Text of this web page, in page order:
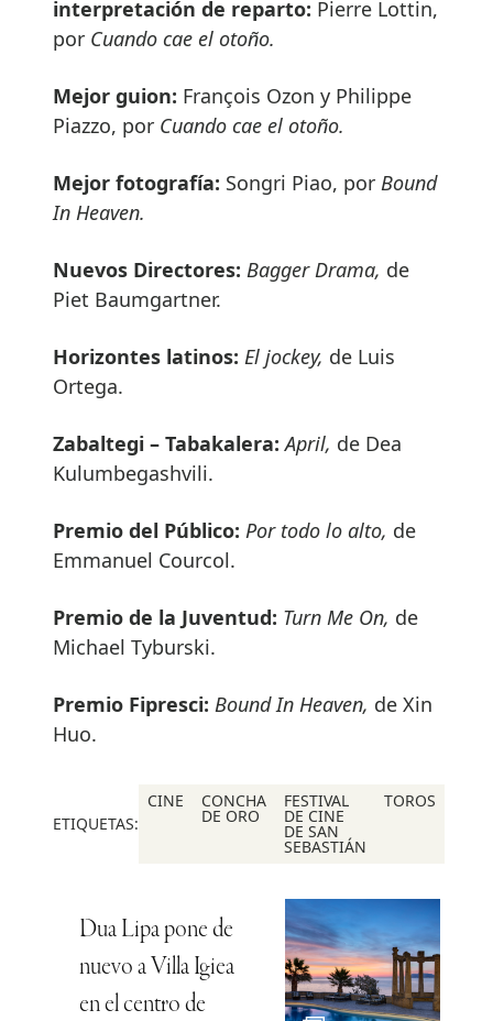
interpretación de reparto: Pierre Lottin,
por Cuando cae el otoño.
Mejor guion: François Ozon y Philippe
Piazzo, por Cuando cae el otoño.
Mejor fotografía: Songri Piao, por Bound
In Heaven.
Nuevos Directores: Bagger Drama, de
Piet Baumgartner.
Horizontes latinos: El jockey, de Luis
Ortega.
Zabaltegi – Tabakalera:April, de Dea
Kulumbegashvili.
Premio del Público: Por todo lo alto, de
Emmanuel Courcol.
Premio de la Juventud: Turn Me On, de
Michael Tyburski.
Premio Fipresci: Bound In Heaven, de Xin
Huo.
ETIQUETAS:
CINE CONCHA
DE ORO
FESTIVAL
DE CINE
DE SAN
SEBASTIÁN
TOROS
Dua Lipa pone de
nuevo a Villa Igiea
en el centro de